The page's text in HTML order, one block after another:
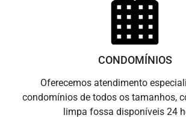
CONDOMÍNIOS
Oferecemos atendimento
condomínios de todos os tamanhos,
limpa fossa disponíveis 24